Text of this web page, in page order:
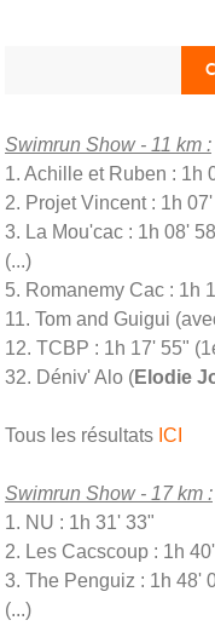
Swimrun Show - 11 km :
1. Achille et Ruben : 1h
2. Projet Vincent : 1h
3. La Mou'cac : 1h 08'
(...)
5. Romanemy Cac : 1h
11. Tom and Guigui
12. TCBP : 1h 17' 55"
32. Déniv' Alo (Elodie
Tous les résultats ICI
Swimrun Show - 17 km :
1. NU : 1h 31' 33"
2. Les Cacscoup : 1h
3. The Penguiz : 1h 48'
(...)